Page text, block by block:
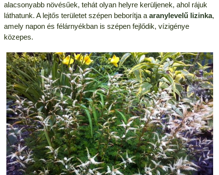
alacsonyabb növésűek, tehát olyan helyre kerüljenek, ahol rájuk
láthatunk. A lejtős területet szépen beborítja aaranylevelű lizinka,
amely napon és félárnyékban is szépen fejlődik, vízigénye
közepes.